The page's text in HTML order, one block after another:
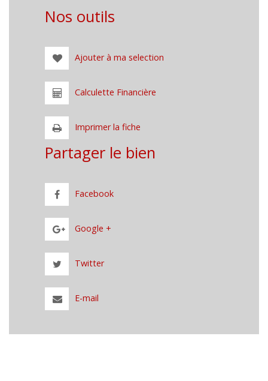
Nos outils
Ajouter à ma selection
Calculette Financière
Imprimer la fiche
Partager le bien
Facebook
Google +
Twitter
E-mail